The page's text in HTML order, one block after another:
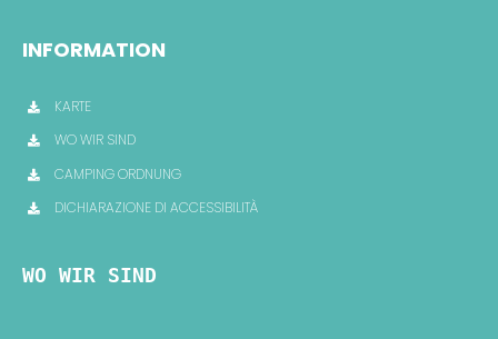
INFORMATION
KARTE
WO WIR SIND
CAMPING ORDNUNG
DICHIARAZIONE DI ACCESSIBILITÀ
WO WIR SIND